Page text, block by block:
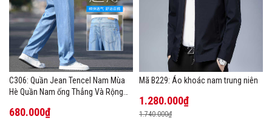
C306: Quần Jean Tencel Nam Mùa
Hè Quần Nam ống Thẳng Và Rộng
680.000₫
Mã B229: Áo khoác nam trung niên
1.280.000₫
1.740.000₫